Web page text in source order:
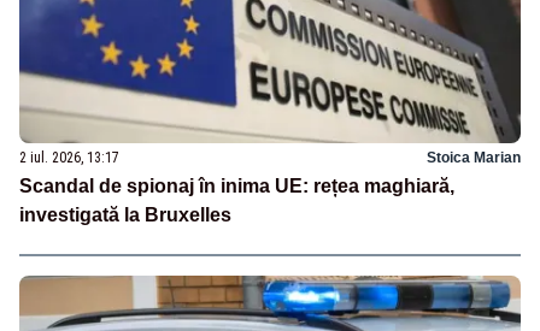
2 iul. 2026, 13:17 Stoica Marian
Scandal de spionaj în inima UE: rețea maghiară,
investigată la Bruxelles